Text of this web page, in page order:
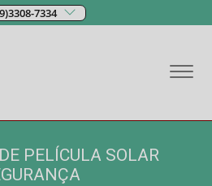
7334
PELÍCULA SOLAR